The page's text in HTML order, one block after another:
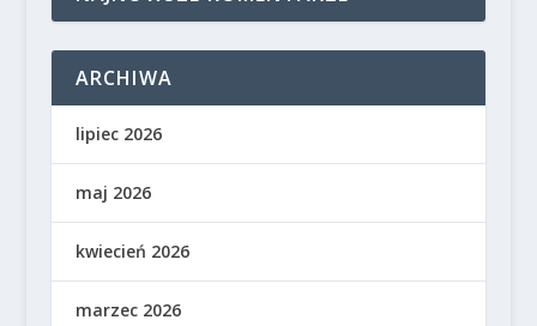
ARCHIWA
lipiec 2026
maj 2026
kwiecień 2026
marzec 2026